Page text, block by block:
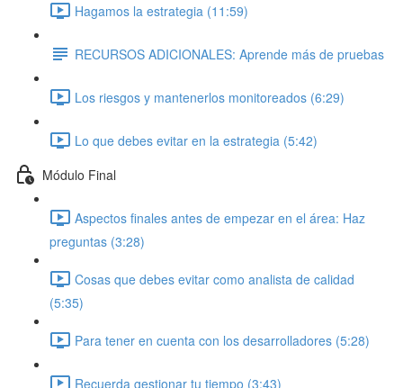
Hagamos la estrategia (11:59)
RECURSOS ADICIONALES: Aprende más de pruebas
Los riesgos y mantenerlos monitoreados (6:29)
Lo que debes evitar en la estrategia (5:42)
Módulo Final
Aspectos finales antes de empezar en el área: Haz
preguntas (3:28)
Cosas que debes evitar como analista de calidad
(5:35)
Para tener en cuenta con los desarrolladores (5:28)
Recuerda gestionar tu tiempo (3:43)